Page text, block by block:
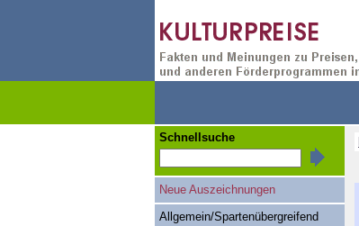
Schnellsuche
Neue Auszeichnungen
Allgemein/Spartenübergreifend